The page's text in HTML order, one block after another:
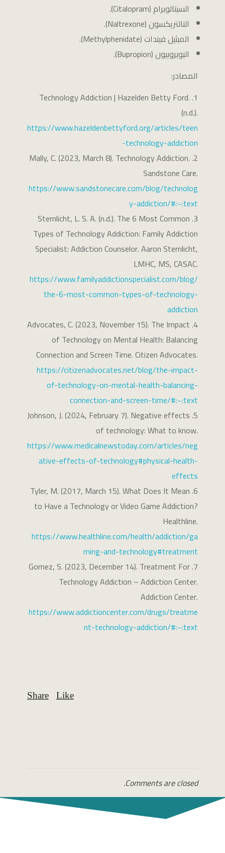
السيتالوبرام (Citalopram).
النالتريكسون (Naltrexone).
الميثيل فيندات (Methylphenidate).
البوبروبيون (Bupropion).
المصادر:
Technology Addiction | Hazelden Betty Ford.
(n.d.).
https://www.hazeldenbettyford.org/articles/teen
-technology-addiction
Mally, C. (2023, March 8). Technology Addiction.
Sandstone Care.
https://www.sandstonecare.com/blog/technolog
y-addiction/#:~:text
Sternlicht, L. S. A. (n.d.). The 6 Most Common
Types of Technology Addiction: Family Addiction
Specialist: Addiction Counselor. Aaron Sternlicht,
LMHC, MS, CASAC.
https://www.familyaddictionspecialist.com/blog/
the-6-most-common-types-of-technology-
addiction
Advocates, C. (2023, November 15). The Impact
of Technology on Mental Health: Balancing
Connection and Screen Time. Citizen Advocates.
https://citizenadvocates.net/blog/the-impact-
of-technology-on-mental-health-balancing-
connection-and-screen-time/#:~:text
Johnson, J. (2024, February 7). Negative effects
of technology: What to know.
https://www.medicalnewstoday.com/articles/neg
ative-effects-of-technology#physical-health-
effects
Tyler, M. (2017, March 15). What Does It Mean
to Have a Technology or Video Game Addiction?
Healthline.
https://www.healthline.com/health/addiction/ga
ming-and-technology#treatment
Gomez, S. (2023, December 14). Treatment For
Technology Addiction – Addiction Center.
Addiction Center.
https://www.addictioncenter.com/drugs/treatme
nt-technology-addiction/#:~:text
Comments are closed.